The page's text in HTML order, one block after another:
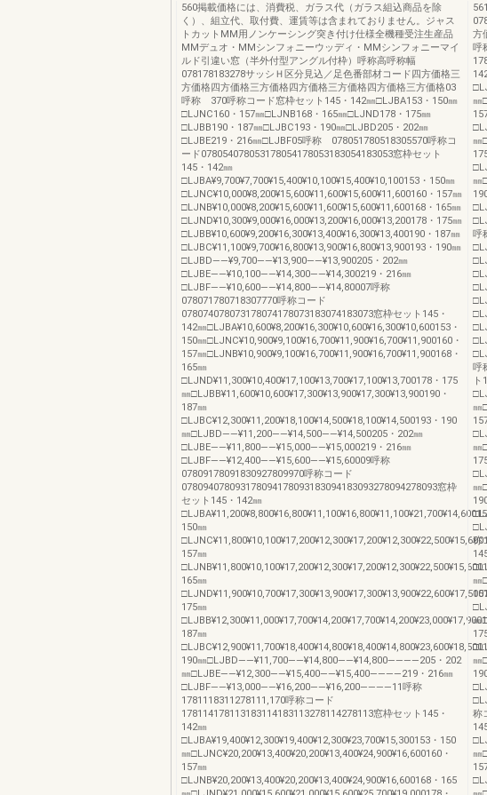
560掲載価格には、消費税、ガラス代（ガラス組込商品を除
く）、組立代、取付費、運賃等は含まれておりません。ジャス
トカットMM用ノンケーシング突き付け仕様全機種受注生産品
MMデュオ・MMシンフォニーウッディ・MMシンフォニーマイ
ルド引違い窓（半外付型アングル付枠）呼称高呼称幅
078178183278サッシＨ区分見込／足色番部材コード四方価格三
方価格四方価格三方価格四方価格三方価格四方価格三方価格03
呼称 370呼称コード窓枠セット145・142㎜□LJBA153・150㎜
□LJNC160・157㎜□LJNB168・165㎜□LJND178・175㎜
□LJBB190・187㎜□LJBC193・190㎜□LJBD205・202㎜
□LJBE219・216㎜□LJBF05呼称 078051780518305570呼称コ
ード078054078053178054178053183054183053窓枠セット
145・142㎜
□LJBA¥9,700¥7,700¥15,400¥10,100¥15,400¥10,100153・150㎜
□LJNC¥10,000¥8,200¥15,600¥11,600¥15,600¥11,600160・157㎜
□LJNB¥10,000¥8,200¥15,600¥11,600¥15,600¥11,600168・165㎜
□LJND¥10,300¥9,000¥16,000¥13,200¥16,000¥13,200178・175㎜
□LJBB¥10,600¥9,200¥16,300¥13,400¥16,300¥13,400190・187㎜
□LJBC¥11,100¥9,700¥16,800¥13,900¥16,800¥13,900193・190㎜
□LJBD――¥9,700――¥13,900――¥13,900205・202㎜
□LJBE――¥10,100――¥14,300――¥14,300219・216㎜
□LJBF――¥10,600――¥14,800――¥14,80007呼称
078071780718307770呼称コード
078074078073178074178073183074183073窓枠セット145・
142㎜□LJBA¥10,600¥8,200¥16,300¥10,600¥16,300¥10,600153・
150㎜□LJNC¥10,900¥9,100¥16,700¥11,900¥16,700¥11,900160・
157㎜□LJNB¥10,900¥9,100¥16,700¥11,900¥16,700¥11,900168・
165㎜
□LJND¥11,300¥10,400¥17,100¥13,700¥17,100¥13,700178・175
㎜□LJBB¥11,600¥10,600¥17,300¥13,900¥17,300¥13,900190・
187㎜
□LJBC¥12,300¥11,200¥18,100¥14,500¥18,100¥14,500193・190
㎜□LJBD――¥11,200――¥14,500――¥14,500205・202㎜
□LJBE――¥11,800――¥15,000――¥15,000219・216㎜
□LJBF――¥12,400――¥15,600――¥15,60009呼称
07809178091830927809970呼称コード
078094078093178094178093183094183093278094278093窓枠
セット145・142㎜
150㎜
157㎜
165㎜
175㎜
187㎜
190㎜□LJBD――¥11,700――¥14,800――¥14,800――――205・202
㎜□LJBE――¥12,300――¥15,400――¥15,400――――219・216㎜
□LJBF――¥13,000――¥16,200――¥16,200――――11呼称
1781118311278111,170呼称コード
178114178113183114183113278114278113窓枠セット145・
142㎜
□LJBA¥19,400¥12,300¥19,400¥12,300¥23,700¥15,300153・150
㎜□LJNC¥20,200¥13,400¥20,200¥13,400¥24,900¥16,600160・
157㎜
□LJNB¥20,200¥13,400¥20,200¥13,400¥24,900¥16,600168・165
方
呼
㎜
㎜
㎜
呼
呼
ト
㎜
㎜
㎜
称
㎜
㎜
㎜
称
㎜